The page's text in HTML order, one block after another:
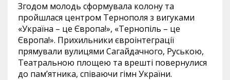
Згодом молодь сформувала колону та
пройшлася центром Тернополя з вигуками
«Україна – це Європа!», «Тернопіль – це
Європа!». Прихильники євроінтеграції
прямували вулицями Сагайдачного, Руською,
Театральною площею та врешті повернулися
до пам’ятника, співаючи гімн України.